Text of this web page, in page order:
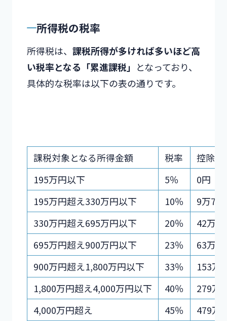
所得税の税率
所得税は、 課税所得が多ければ多いほど高
い税率となる「累進課税」 となっており、
具体的な税率は以下の表の通りです。
課税対象となる所得金額 税率
控除額
195万円以下
5％
0円
195万円超え330万円以下
10％
9万
330万円超え695万円以下
20％
42万
695万円超え900万円以下
23％
63万
900万円超え1,800万円以下
33％
153万
1,800万円超え4,000万円以下
40％
279万
4,000万円超え
45％
479万